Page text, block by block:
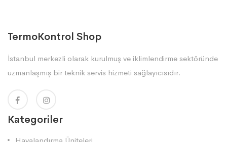
TermoKontrol Shop
İstanbul merkezli olarak kurulmuş ve iklimlendirme sektöründe
uzmanlaşmış bir teknik servis hizmeti sağlayıcısıdır.
Kategoriler